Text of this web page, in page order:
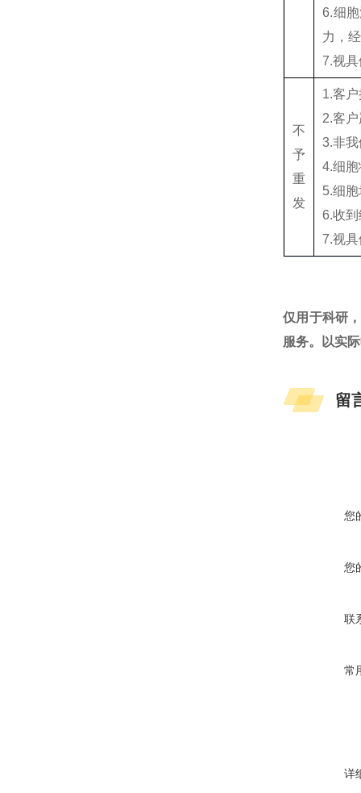
6.细
力，
7.视
不
予
重
发
1.客
2.客
3.非
4.细
5.细
6.收
7.视
仅用于科研
服务。以实
留
您
您
联
常
详